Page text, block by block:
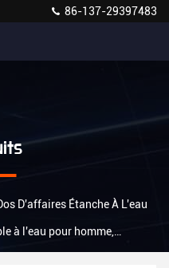
86-137-29397483
D'affaires Étanche À L'eau
à l'eau pour homme,